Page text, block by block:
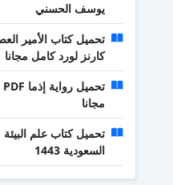
يوسف الحسني
كارنز لورد كامل مجانا
مجانا
السعودية 1443